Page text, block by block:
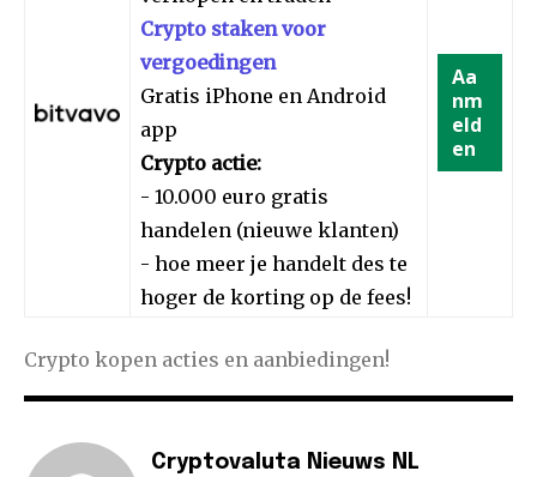
Crypto staken voor
vergoedingen
Gratis iPhone en Android
app
Crypto actie:
- 10.000 euro gratis
handelen (nieuwe klanten)
- hoe meer je handelt des te
hoger de korting op de fees!
Aa
nm
eld
en
Crypto kopen acties en aanbiedingen!
Cryptovaluta Nieuws NL